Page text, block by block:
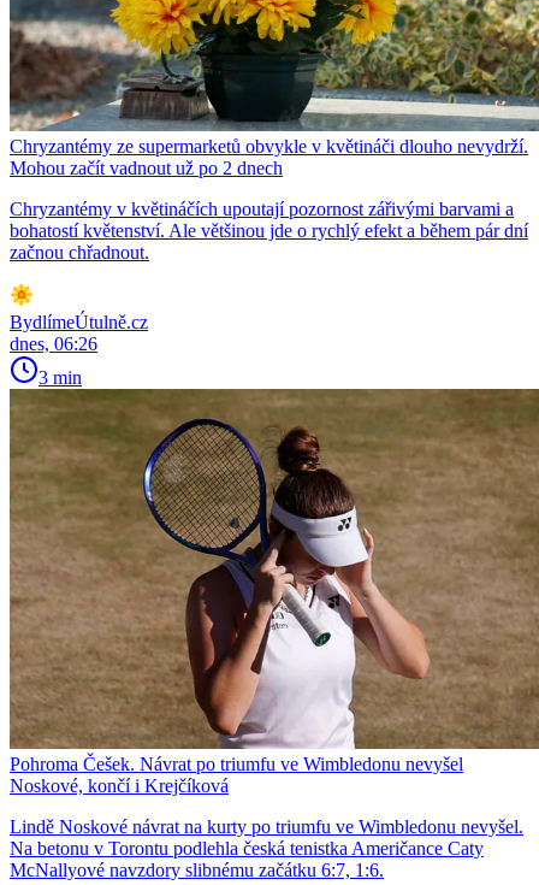
Chryzantémy ze supermarketů obvykle v květináči dlouho nevydrží.
Mohou začít vadnout už po 2 dnech
Chryzantémy v květináčích upoutají pozornost zářivými barvami a
bohatostí květenství. Ale většinou jde o rychlý efekt a během pár dní
začnou chřadnout.
BydlímeÚtulně.cz
dnes, 06:26
3 min
Pohroma Češek. Návrat po triumfu ve Wimbledonu nevyšel
Noskové, končí i Krejčíková
Lindě Noskové návrat na kurty po triumfu ve Wimbledonu nevyšel.
Na betonu v Torontu podlehla česká tenistka Američance Caty
McNallyové navzdory slibnému začátku 6:7, 1:6.